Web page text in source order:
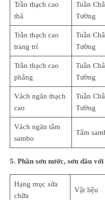
Trần thạch cao
thả
Tuần
Tường
Trần thạch cao
trang trí
Tuần
Tường
Trần thạch cao
phẳng
Tuần
Tường
Vách ngăn thạch
cao
Tuần
Tường
Vách ngăn tấm
sambo
Tấm
5. Phần sơn nước, sơn dầu
Hạng mục sửa
chữa
Vật liệu